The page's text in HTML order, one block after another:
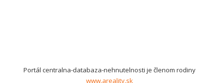
Portál centralna-databaza-nehnutelnosti je členom rodiny
www.areality.sk